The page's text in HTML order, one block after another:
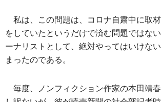
私は、この問題は、コロナ自粛中に取
をしていたというだけで済む問題ではな
ーナリストとして、絶対やってはいけな
まったのである。
毎度、ノンフィクション作家の本田靖